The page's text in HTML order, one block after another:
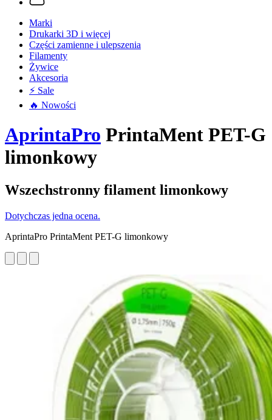
Marki
Drukarki 3D i więcej
Części zamienne i ulepszenia
Filamenty
Żywice
Akcesoria
⚡ Sale
🔥 Nowości
AprintaPro PrintaMent PET-G
limonkowy
Wszechstronny filament limonkowy
Dotychczas jedna ocena.
AprintaPro PrintaMent PET-G limonkowy